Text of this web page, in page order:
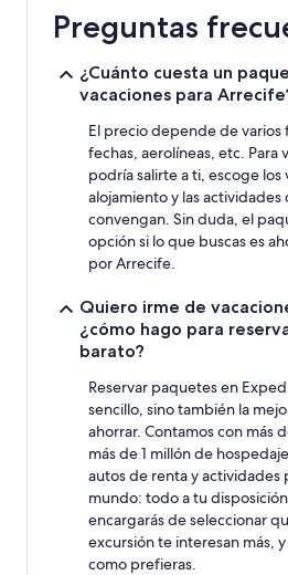
horas,
disponibilidad
adicionales.
Preguntas
¿Cuánto cuesta un
vacaciones para
El precio depende de varios
fechas, aerolíneas, etc. Para
podría salirte a ti, escoge los
alojamiento y las
convengan. Sin duda, el
opción si lo que buscas es
por Arrecife.
Quiero irme de
¿cómo hago para
barato?
Reservar paquetes en
sencillo, sino también la
ahorrar. Contamos con más
más de 1 millón de
autos de renta y actividades
mundo: todo a tu
encargarás de seleccionar
excursión te interesan más,
como prefieras.